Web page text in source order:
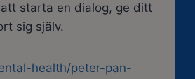
starta en dialog, ge ditt
sig själv.
health/peter-pan-